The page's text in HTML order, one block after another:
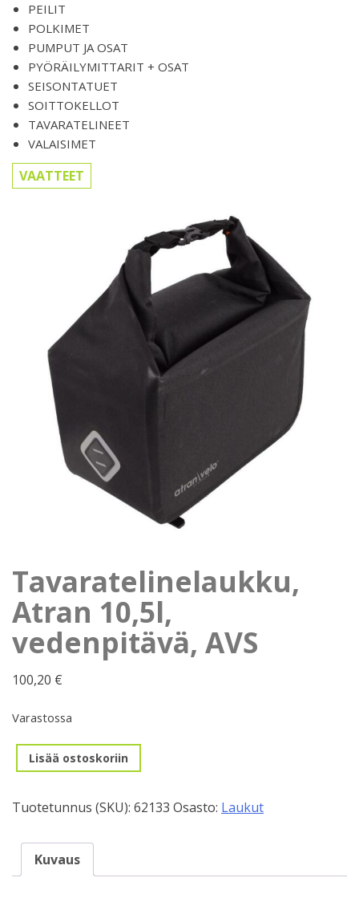
PEILIT
POLKIMET
PUMPUT JA OSAT
PYÖRÄILYMITTARIT + OSAT
SEISONTATUET
SOITTOKELLOT
TAVARATELINEET
VALAISIMET
VAATTEET
Tavaratelinelaukku,
Atran 10,5l,
vedenpitävä, AVS
100,20 €
Varastossa
Tavaratelinelaukku,
Atran
vedenpitävä,
määrä
Lisää ostoskoriin
Tuotetunnus (SKU): 62133 Osasto: Laukut
Kuvaus